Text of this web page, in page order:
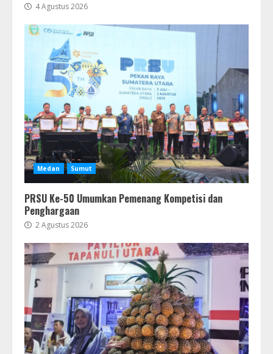
4 Agustus 2026
Medan Sumut
PRSU Ke-50 Umumkan Pemenang Kompetisi dan
Penghargaan
2 Agustus 2026